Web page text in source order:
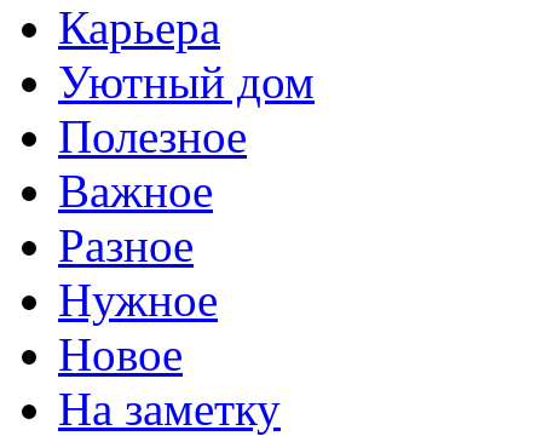
Карьера
Уютный дом
Полезное
Важное
Разное
Нужное
Новое
На заметку